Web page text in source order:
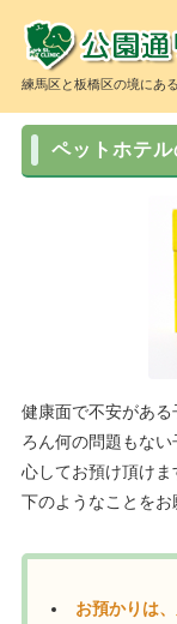
練馬区と板橋区の境にあ
当院の診療方針
ペットホテル
健康面で不安があ
ろん何の問題もな
心してお預け頂け
下のようなことをお
お預かりは